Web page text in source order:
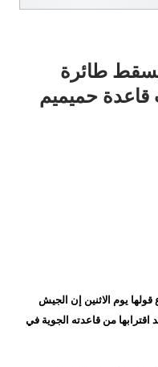
طائرة
حميميم
قولها يوم الاثنين إن الجيش
من قاعدته الجوية في